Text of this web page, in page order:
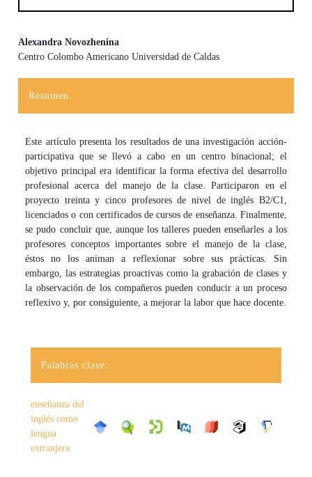
Alexandra Novozhenina
Centro Colombo Americano Universidad de Caldas
Resumen
Este artículo presenta los resultados de una investigación acción-
participativa que se llevó a cabo en un centro binacional; el
objetivo principal era identificar la forma efectiva del desarrollo
profesional acerca del manejo de la clase. Participaron en el
proyecto treinta y cinco profesores de nivel de inglés B2/C1,
licenciados o con certificados de cursos de enseñanza. Finalmente,
se pudo concluir que, aunque los talleres pueden enseñarles a los
profesores conceptos importantes sobre el manejo de la clase,
éstos no los animan a reflexionar sobre sus prácticas. Sin
embargo, las estrategias proactivas como la grabación de clases y
la observación de los compañeros pueden conducir a un proceso
reflexivo y, por consiguiente, a mejorar la labor que hace docente.
Palabras clave:
enseñanza del
inglés como
lengua
extranjera